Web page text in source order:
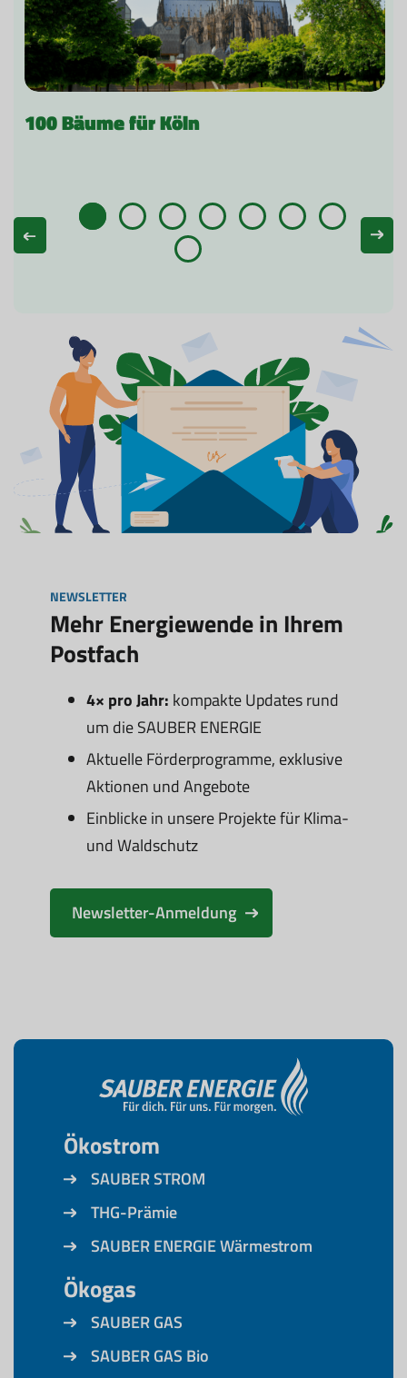
100 Bäume für Köln
NEWSLETTER
Mehr Energiewende in Ihrem
Postfach
4× pro Jahr: kompakte Updates rund
um die SAUBER ENERGIE
Aktuelle Förderprogramme, exklusive
Aktionen und Angebote
Einblicke in unsere Projekte für Klima-
und Waldschutz
Newsletter-Anmeldung
Ökostrom
SAUBER STROM
THG-Prämie
SAUBER ENERGIE Wärmestrom
Ökogas
SAUBER GAS
SAUBER GAS Bio